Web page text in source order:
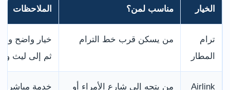
الخيار مناسب لمن؟ الملاحظات
ترام
المطار
من يسكن قرب خط الترام
خيار واضح
ثم إلى ليث
Airlink
من يتجه إلى شارع الأمراء أو